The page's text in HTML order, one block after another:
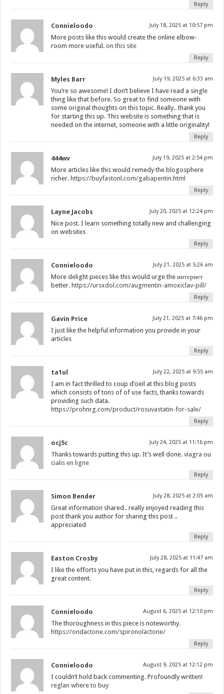
Reply
Connieloodo July 18, 2025 at 10:57 pm
More posts like this would create the online elbow-
room more useful.on this site
Reply
Myles Barr July 19, 2025 at 6:33 am
You’re so awesome! I don’t believe I have read a single
thing like that before. So great to find someone with
some original thoughts on this topic. Really.. thank you
for starting this up. This website is something that is
needed on the internet, someone with a little originality!
Reply
444wv July 19, 2025 at 2:54 pm
More articles like this would remedy the blogosphere
richer. https://buyfastonl.com/gabapentin.html
Reply
Layne Jacobs July 20, 2025 at 12:24 pm
Nice post. I learn something totally new and challenging
on websites
Reply
Connieloodo July 21, 2025 at 5:26 am
More delight pieces like this would urge the интернет
better. https://ursxdol.com/augmentin-amoxiclav-pill/
Reply
Gavin Price July 21, 2025 at 7:46 pm
I just like the helpful information you provide in your
articles
Reply
ta1ul July 22, 2025 at 9:55 am
I am in fact thrilled to coup d’oeil at this blog posts
which consists of tons of of use facts, thanks towards
providing such data.
https://prohnrg.com/product/rosuvastatin-for-sale/
Reply
ocj5c July 24, 2025 at 11:16 pm
Thanks towards putting this up. It’s well done.viagra ou
cialis en ligne
Reply
Simon Bender July 28, 2025 at 2:05 am
Great information shared.. really enjoyed reading this
post thank you author for sharing this post ..
appreciated
Reply
Easton Crosby July 28, 2025 at 11:47 am
I like the efforts you have put in this, regards for all the
great content.
Reply
Connieloodo August 6, 2025 at 12:10 pm
The thoroughness in this piece is noteworthy.
https://ondactone.com/spironolactone/
Reply
Connieloodo August 9, 2025 at 12:12 pm
I couldn’t hold back commenting. Profoundly written!
reglan where to buy